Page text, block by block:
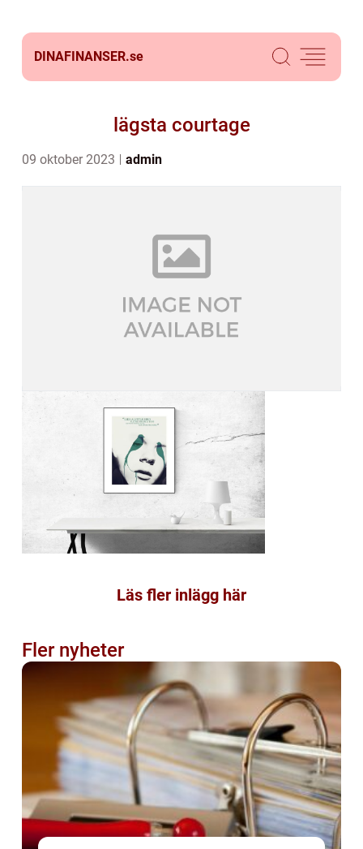
DINAFINANSER.se
lägsta courtage
09 oktober 2023 admin
Läs fler inlägg här
Fler nyheter